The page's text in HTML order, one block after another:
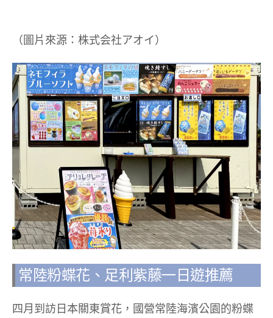
（圖片來源：株式会社アオイ）
常陸粉蝶花、足利紫藤一日遊推薦
四月到訪日本關東賞花，國營常陸海濱公園的粉蝶